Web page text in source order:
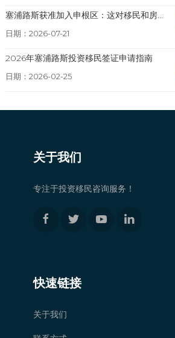
塞浦路斯获准加入申根区：这对移民和房...
日期：2026-07-21
2026年塞浦路斯投资移民签证申请指南
日期：2026-02-25
关于我们
专注于投资移民咨询服务！
快速链接
关于我们